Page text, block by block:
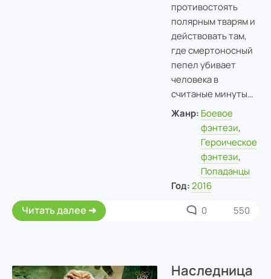
противостоять
полярным тварям и
действовать там,
где смертоносный
пепел убивает
человека в
считаные минуты…
Жанр: Боевое
фэнтези,
Героическое
фэнтези,
Попаданцы
Год: 2016
Читать далее 0 550
Наследница